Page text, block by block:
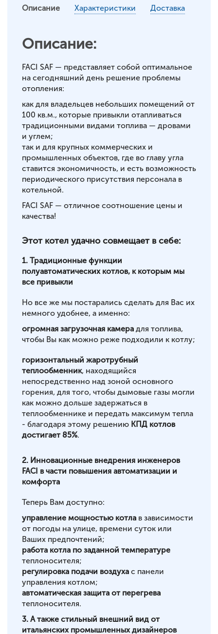
Описание Характеристики Доставка
Описание:
FACI SAF — представляет собой оптимальное
на сегодняшний день решение проблемы
отопления:
как для владельцев небольших помещений от
100 кв.м., которые привыкли отапливаться
традиционными видами топлива — дровами
и углем;
так и для крупных коммерческих и
промышленных объектов, где во главу угла
ставится экономичность, и есть возможность
периодического присутствия персонала в
котельной.
FACI SAF — отличное соотношение цены и
качества!
Этот котел удачно совмещает в себе:
1. Традиционные функции
полуавтоматических котлов, к которым мы
все привыкли
Но все же мы постарались сделать для Вас их
немного удобнее, а именно:
огромная загрузочная камера для топлива,
чтобы Вы как можно реже подходили к котлу;
горизонтальный жаротрубный
теплообменник, находящийся
непосредственно над зоной основного
горения, для того, чтобы дымовые газы могли
как можно дольше задержаться в
теплообменнике и передать максимум тепла
- благодаря этому решению КПД котлов
достигает 85%.
2. Инновационные внедрения инженеров
FACI в части повышения автоматизации и
комфорта
Теперь Вам доступно:
управление мощностью котла в зависимости
от погоды на улице, времени суток или
Ваших предпочтений;
работа котла по заданной температуре
теплоносителя;
регулировка подачи воздуха с панели
управления котлом;
автоматическая защита от перегрева
теплоносителя.
3. А также стильный внешний вид от
итальянских промышленных дизайнеров